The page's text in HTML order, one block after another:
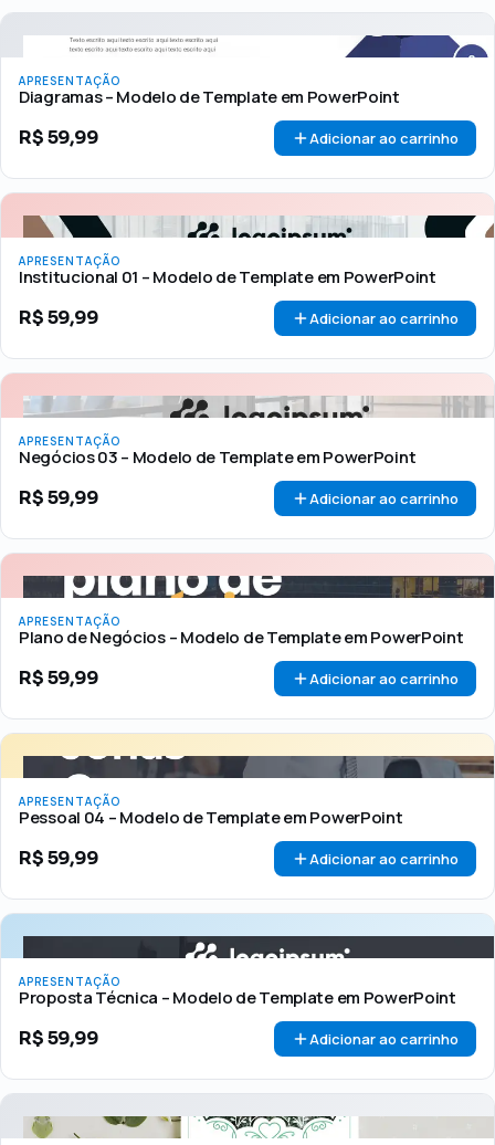
APRESENTAÇÃO
Diagramas – Modelo de Template em PowerPoint
R$59,99 Adicionar ao carrinho
APRESENTAÇÃO
Institucional 01 – Modelo de Template em PowerPoint
R$59,99 Adicionar ao carrinho
APRESENTAÇÃO
Negócios 03 – Modelo de Template em PowerPoint
R$59,99 Adicionar ao carrinho
APRESENTAÇÃO
Plano de Negócios – Modelo de Template em PowerPoint
R$59,99 Adicionar ao carrinho
APRESENTAÇÃO
Pessoal 04 – Modelo de Template em PowerPoint
R$59,99 Adicionar ao carrinho
APRESENTAÇÃO
Proposta Técnica – Modelo de Template em PowerPoint
R$59,99 Adicionar ao carrinho